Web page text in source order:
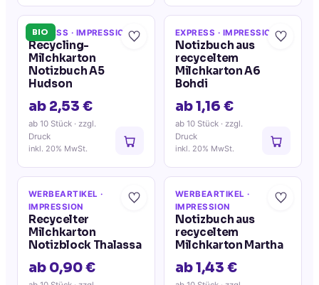
BIO
EXPRESS · IMPRESSION
Recycling-
Milchkarton
Notizbuch A5
Hudson
ab 2,53 €
ab 10 Stück · zzgl.
Druck
inkl. 20% MwSt.
EXPRESS · IMPRESSION
Notizbuch aus
recyceltem
Milchkarton A6
Bohdi
ab 1,16 €
ab 10 Stück · zzgl.
Druck
inkl. 20% MwSt.
WERBEARTIKEL ·
IMPRESSION
Recycelter
Milchkarton
Notizblock Thalassa
ab 0,90 €
WERBEARTIKEL ·
IMPRESSION
Notizbuch aus
recyceltem
Milchkarton Martha
ab 1,43 €